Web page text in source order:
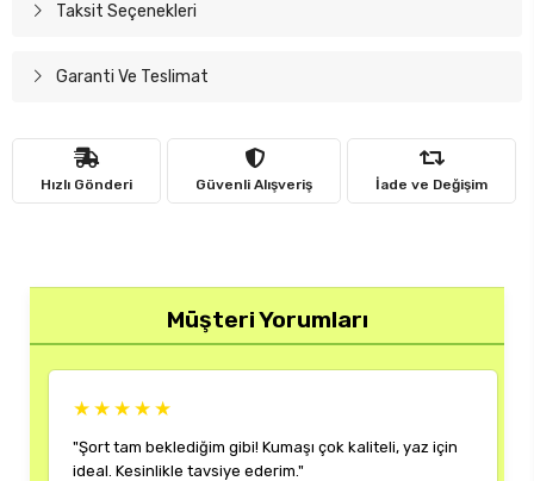
Taksit Seçenekleri
Garanti Ve Teslimat
Hızlı Gönderi Güvenli Alışveriş İade ve Değişim
Müşteri Yorumları
gibi! Kumaşı çok kaliteli, yaz için
ederim."
"Rengi ve kalıbı harika. Her